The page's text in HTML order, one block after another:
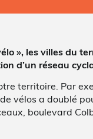
», les villes du
d’un réseau
territoire. Par
vélos a doublé
boulevard